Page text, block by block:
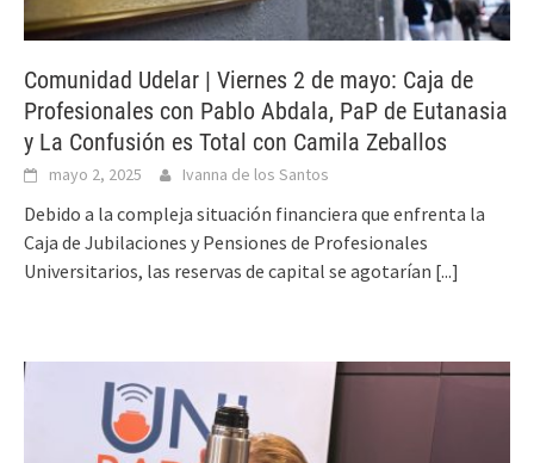
Comunidad Udelar | Viernes 2 de mayo: Caja de
Profesionales con Pablo Abdala, PaP de Eutanasia
y La Confusión es Total con Camila Zeballos
mayo 2, 2025 Ivanna de los Santos
Debido a la compleja situación financiera que enfrenta la
Caja de Jubilaciones y Pensiones de Profesionales
Universitarios, las reservas de capital se agotarían [...]